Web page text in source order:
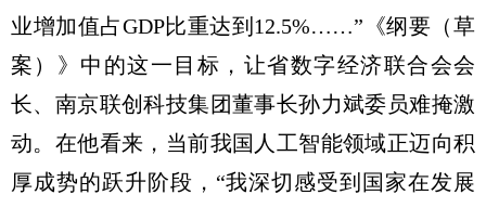
业增加值占GDP比重达到12.5%……”《纲要（草
案）》中的这一目标，让省数字经济联合会会
长、南京联创科技集团董事长孙力斌委员难掩激
动。在他看来，当前我国人工智能领域正迈向积
厚成势的跃升阶段，“我深切感受到国家在发展